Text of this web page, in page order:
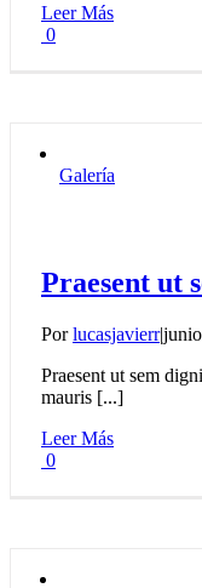
Leer Más
0
Galería
Praesent ut
Porlucasjavierr|
Praesent ut sem
mauris [...]
Leer Más
0